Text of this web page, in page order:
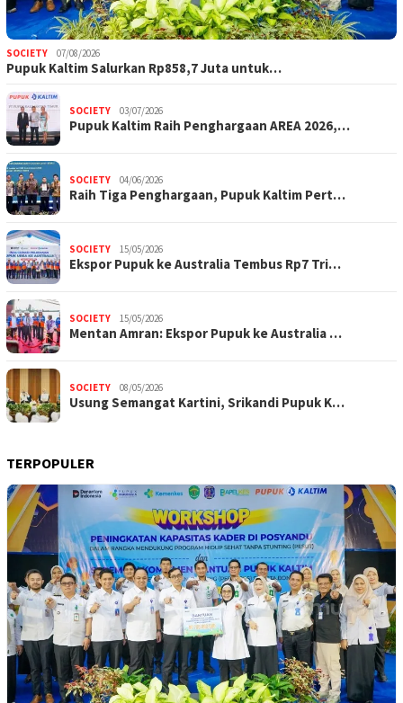
SOCIETY 07/08/2026
Pupuk Kaltim Salurkan Rp858,7 Juta untuk…
SOCIETY 03/07/2026
Pupuk Kaltim Raih Penghargaan AREA 2026,…
SOCIETY 04/06/2026
Raih Tiga Penghargaan, Pupuk Kaltim Pert…
SOCIETY 15/05/2026
Ekspor Pupuk ke Australia Tembus Rp7 Tri…
SOCIETY 15/05/2026
Mentan Amran: Ekspor Pupuk ke Australia …
SOCIETY 08/05/2026
Usung Semangat Kartini, Srikandi Pupuk K…
TERPOPULER